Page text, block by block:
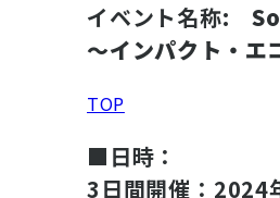
イベント名称:
〜インパクト・エ
TOP
■日時：
3日間開催：2024